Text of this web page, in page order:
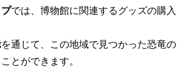
では、博物館に関連するグッズの購入
を通じて、この地域で見つかった恐竜の
とができます。